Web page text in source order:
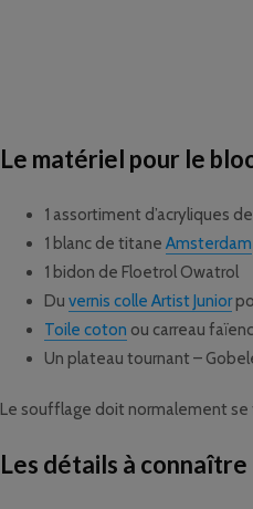
Le matériel pour le
1 assortiment d’acryliques
1 blanc de titane Amsterdam
1 bidon de Floetrol Owatrol
Du vernis colle Artist Junior
Toile coton ou carreau
Un plateau tournant –
Le soufflage doit normalement se
Les détails à connaître